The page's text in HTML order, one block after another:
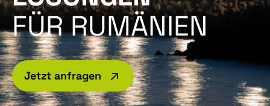
FÜR RUMÄNIEN
Jetzt anfragen